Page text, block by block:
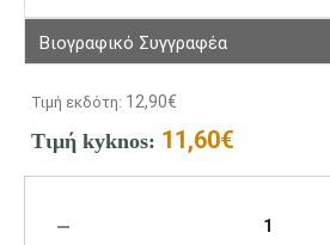
Βιογραφικό Συγγραφέα
Τιμή εκδότη: 12,90€
Τιμή kyknos: 11,60€